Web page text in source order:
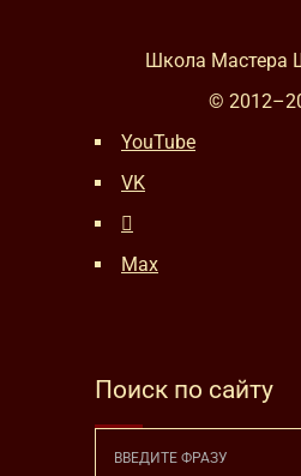
Школа Мастера
© 2012–
YouTube
VK
Max
Поиск по сайту